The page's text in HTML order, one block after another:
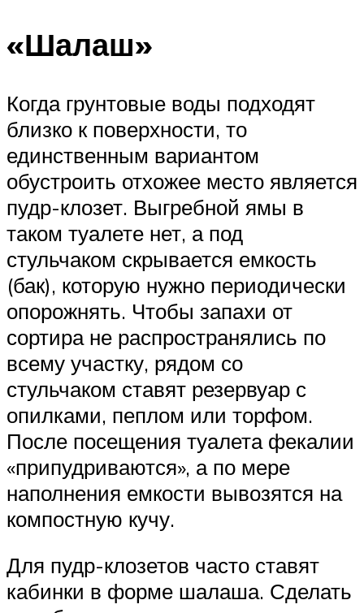
«Шалаш»
Когда грунтовые воды подходят
близко к поверхности, то
единственным вариантом
обустроить отхожее место является
пудр-клозет. Выгребной ямы в
таком туалете нет, а под
стульчаком скрывается емкость
(бак), которую нужно периодически
опорожнять. Чтобы запахи от
сортира не распространялись по
всему участку, рядом со
стульчаком ставят резервуар с
опилками, пеплом или торфом.
После посещения туалета фекалии
«припудриваются», а по мере
наполнения емкости вывозятся на
компостную кучу.
Для пудр-клозетов часто ставят
кабинки в форме шалаша. Сделать